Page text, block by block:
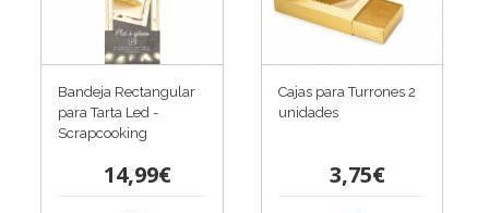
Bandeja Rectangular
para Tarta Led -
Scrapcooking
14,99€
Cajas para Turrones 2
unidades
3,75€